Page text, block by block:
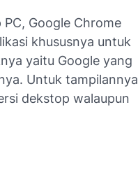
Google Chrome
khususnya untuk
yaitu Google yang
Untuk tampilannya
dekstop walaupun